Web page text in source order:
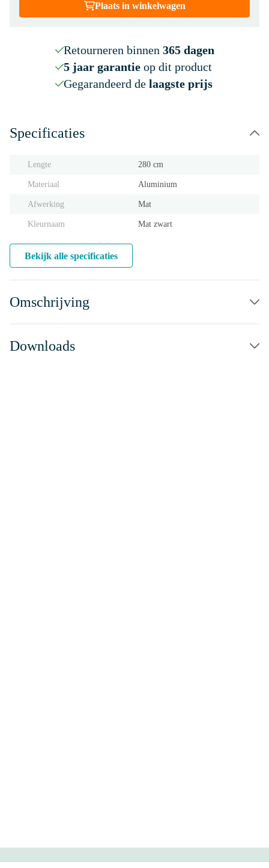
Plaats in winkelwagen
Retourneren binnen 365 dagen
5 jaar garantieop dit product
Gegarandeerd de laagste prijs
Specificaties
Lengte 280 cm
Materiaal Aluminium
Afwerking Mat
Kleurnaam Mat zwart
Bekijk alle specificaties
Omschrijving
Downloads